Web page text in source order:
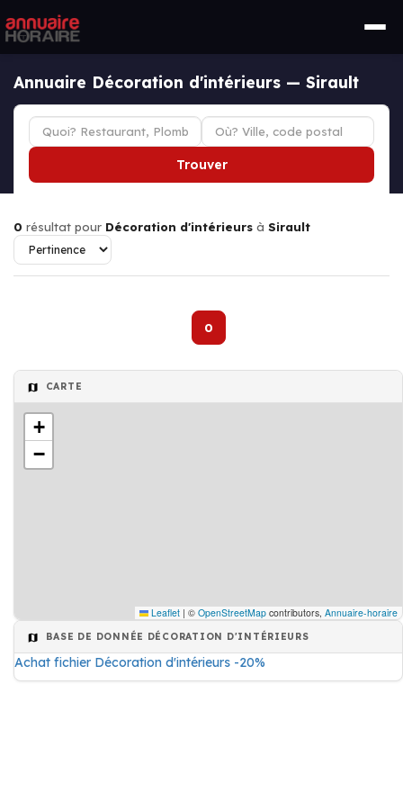
Annuaire Décoration d'intérieurs — Sirault
Trouver
0 résultat pour Décoration d'intérieurs à Sirault
0
CARTE
+
−
Leaflet | © OpenStreetMap contributors, Annuaire-horaire
BASE DE DONNÉE DÉCORATION D'INTÉRIEURS
Achat fichier Décoration d'intérieurs -20%